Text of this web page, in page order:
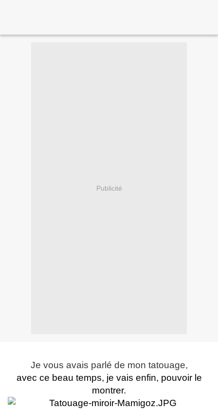
Publicité
Je vous avais parlé de mon tatouage,
avec ce beau temps, je vais enfin, pouvoir le
montrer.